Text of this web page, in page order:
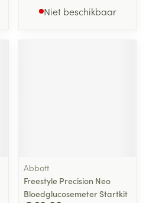
Niet beschikbaar
Abbott
Freestyle Precision Neo
Bloedglucosemeter Startkit